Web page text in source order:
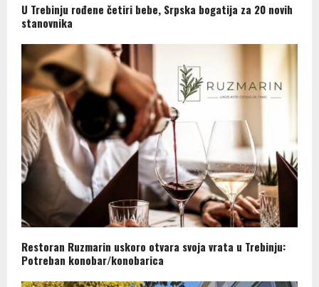
U Trebinju rođene četiri bebe, Srpska bogatija za 20 novih
stanovnika
Restoran Ruzmarin uskoro otvara svoja vrata u Trebinju:
Potreban konobar/konobarica